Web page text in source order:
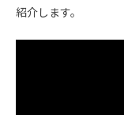
紹介します。